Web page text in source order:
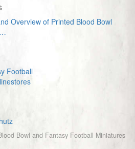
Overview of Printed Blood Bowl
Football
Bowl and Fantasy Football Miniatures